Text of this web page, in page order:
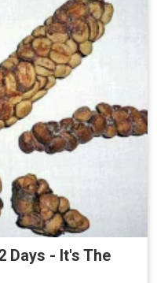
Days - It's The